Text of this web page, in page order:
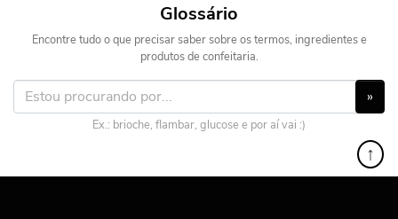
Glossário
Encontre tudo o que precisar saber sobre os termos, ingredientes e
produtos de confeitaria.
»
Ex.: brioche, flambar, glucose e por aí vai :)
↑